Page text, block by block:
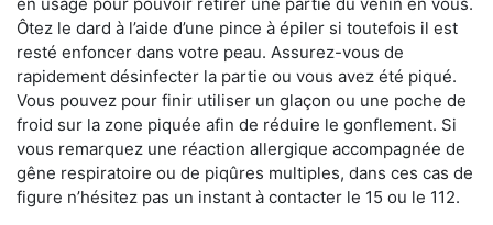
Ôtez le dard à l’aide d’une pince à épiler si toutefois il est
resté enfoncer dans votre peau. Assurez-vous de
rapidement désinfecter la partie ou vous avez été piqué.
Vous pouvez pour finir utiliser un glaçon ou une poche de
froid sur la zone piquée afin de réduire le gonflement. Si
vous remarquez une réaction allergique accompagnée de
gêne respiratoire ou de piqûres multiples, dans ces cas de
figure n’hésitez pas un instant à contacter le 15 ou le 112.